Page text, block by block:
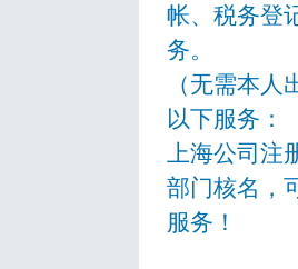
帐、税务登
务。
（无需本
以下服务：
上海公司
部门核名，
服务！